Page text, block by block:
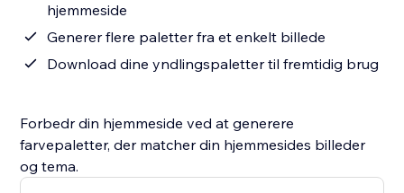
hjemmeside
Generer flere paletter fra et enkelt billede
Download dine yndlingspaletter til fremtidig brug
Forbedr din hjemmeside ved at generere
farvepaletter, der matcher din hjemmesides billeder
og tema.